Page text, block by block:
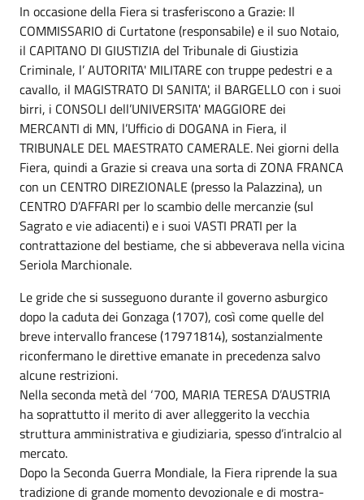
In occasione della Fiera si trasferiscono a Grazie: Il
COMMISSARIO di Curtatone (responsabile) e il suo Notaio,
il CAPITANO DI GIUSTIZIA del Tribunale di Giustizia
Criminale, l’ AUTORITA' MILITARE con truppe pedestri e a
cavallo, il MAGISTRATO DI SANITA', il BARGELLO con i suoi
birri, i CONSOLI dell’UNIVERSITA' MAGGIORE dei
MERCANTI di MN, l’Ufficio di DOGANA in Fiera, il
TRIBUNALE DEL MAESTRATO CAMERALE. Nei giorni della
Fiera, quindi a Grazie si creava una sorta di ZONA FRANCA
con un CENTRO DIREZIONALE (presso la Palazzina), un
CENTRO D’AFFARI per lo scambio delle mercanzie (sul
Sagrato e vie adiacenti) e i suoi VASTI PRATI per la
contrattazione del bestiame, che si abbeverava nella vicina
Seriola Marchionale.
Le gride che si susseguono durante il governo asburgico
dopo la caduta dei Gonzaga (1707), così come quelle del
breve intervallo francese (17971814), sostanzialmente
riconfermano le direttive emanate in precedenza salvo
alcune restrizioni.
Nella seconda metà del ‘700, MARIA TERESA D’AUSTRIA
ha soprattutto il merito di aver alleggerito la vecchia
struttura amministrativa e giudiziaria, spesso d’intralcio al
mercato.
Dopo la Seconda Guerra Mondiale, la Fiera riprende la sua
tradizione di grande momento devozionale e di mostra-